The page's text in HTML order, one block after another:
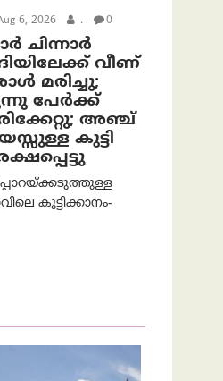
6, 2026 . 0
ചിന്നാര്‍
വീണ്
മരിച്ചു;
പേര്‍ക്ക്
അഞ്ച്
കുട്ടി
കുട്ടിക്കാനം-